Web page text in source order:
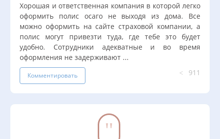
Хорошая и ответственная компания в которой легко
оформить полис осаго не выходя из дома. Все
можно оформить на сайте страховой компании, а
полис могут привезти туда, где тебе это будет
удобно. Сотрудники адекватные и во время
оформления не задерживают ...
Комментировать 911